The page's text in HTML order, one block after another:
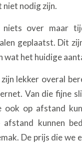
niet nodig zijn.
over maar
geplaatst. Dit
wat het huidige
lekker overal
Van die fijne
ook op afstand
kunnen
De prijs die we